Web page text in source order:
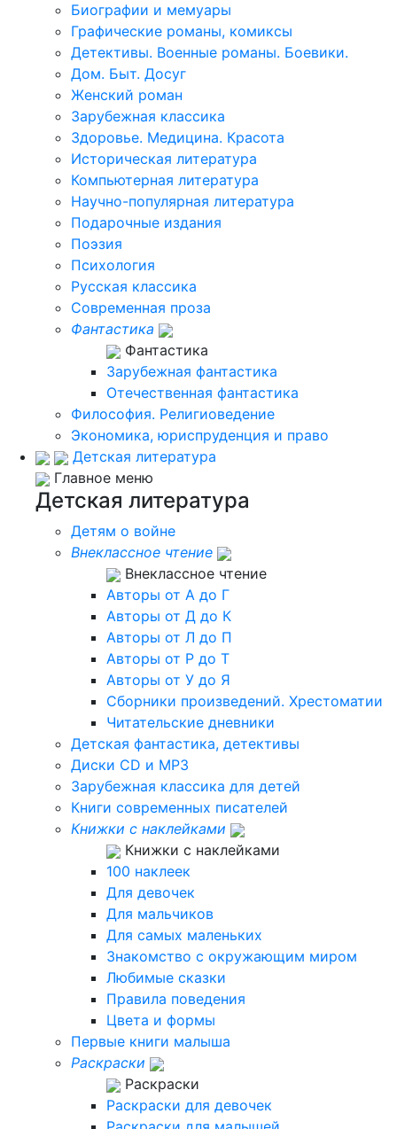
Биографии и мемуары
Графические романы, комиксы
Детективы. Военные романы. Боевики.
Дом. Быт. Досуг
Женский роман
Зарубежная классика
Здоровье. Медицина. Красота
Историческая литература
Компьютерная литература
Научно-популярная литература
Подарочные издания
Поэзия
Психология
Русская классика
Современная проза
Фантастика
Фантастика
Зарубежная фантастика
Отечественная фантастика
Философия. Религиоведение
Экономика, юриспруденция и право
Детская литература
Главное меню
Детская литература
Детям о войне
Внеклассное чтение
Внеклассное чтение
Авторы от А до Г
Авторы от Д до К
Авторы от Л до П
Авторы от Р до Т
Авторы от У до Я
Сборники произведений. Хрестоматии
Читательские дневники
Детская фантастика, детективы
Диски CD и MP3
Зарубежная классика для детей
Книги современных писателей
Книжки с наклейками
Книжки с наклейками
100 наклеек
Для девочек
Для мальчиков
Для самых маленьких
Знакомство с окружающим миром
Любимые сказки
Правила поведения
Цвета и формы
Первые книги малыша
Раскраски
Раскраски
Раскраски для девочек